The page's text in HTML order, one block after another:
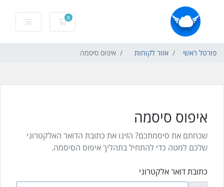
0 עגלת קניות
פורטל ראשי אזור לקוחות איפוס סיסמה
איפוס סיסמה
שכחתם את סיסמתכם? הזינו את כתובת הדואר האלקטרוני
שלכם למטה כדי להתחיל בתהליך איפוס הסיסמה.
כתובת דואר אלקטרוני